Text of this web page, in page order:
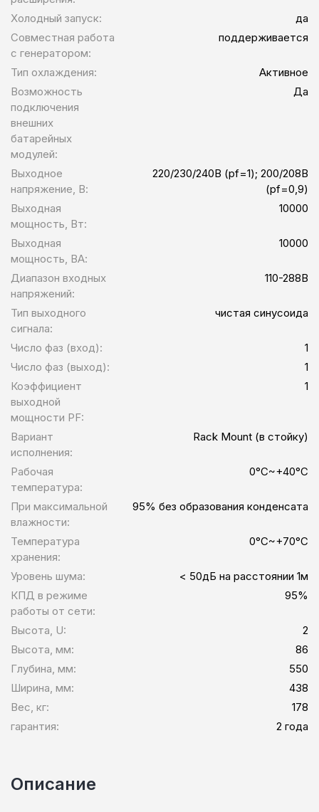
Холодный запуск:
да
Совместная работа
с генератором:
поддерживается
Тип охлаждения:
Активное
Возможность
подключения
внешних
батарейных
модулей:
Да
Выходное
напряжение, В:
220/230/240В (pf=1); 200/208В
(pf=0,9)
Выходная
мощность, Вт:
10000
Выходная
мощность, ВА:
10000
Диапазон входных
напряжений:
110-288В
Тип выходного
сигнала:
чистая синусоида
Число фаз (вход):
1
Число фаз (выход):
1
Коэффициент
выходной
мощности PF:
1
Вариант
исполнения:
Rack Mount (в стойку)
Рабочая
температура:
0°C~+40°C
При максимальной
влажности:
95% без образования конденсата
Температура
хранения:
0°C~+70°C
Уровень шума:
< 50дБ на расстоянии 1м
КПД в режиме
работы от сети:
95%
Высота, U:
2
Высота, мм:
86
Глубина, мм:
550
Ширина, мм:
438
Вес, кг:
178
гарантия:
2 года
Описание